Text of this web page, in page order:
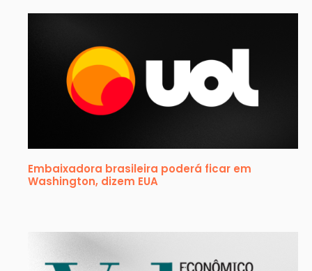
Embaixadora brasileira poderá ficar em
Washington, dizem EUA